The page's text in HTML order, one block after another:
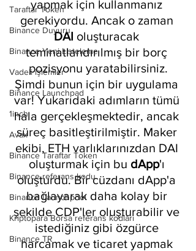
Taraftar Token
Binance Duyuru
Binance Yeni Listeleme
Vadeli işlemler
Binance Launchpad
1inch
Avax
Binance Taraftar Token
Binance referans kodu
Binance Launchpool
Kriptopara Borsa referans kodları
Binance TR
yapmak için kullanmanız
gerekiyordu. Ancak o zaman
DAI oluşturacak
teminatlandırılmış bir borç
pozisyonu yaratabilirsiniz.
Şimdi bunun için bir uygulama
var! Yukarıdaki adımların tümü
hala gerçekleşmektedir, ancak
süreç basitleştirilmiştir. Maker
ekibi, ETH varlıklarınızdan DAI
oluşturmak için bu dApp'ı
oluşturdu. Bir cüzdanı dApp'a
bağlayarak daha kolay bir
şekilde CDP'ler oluşturabilir ve
istediğiniz gibi özgürce
harcamak ve ticaret yapmak